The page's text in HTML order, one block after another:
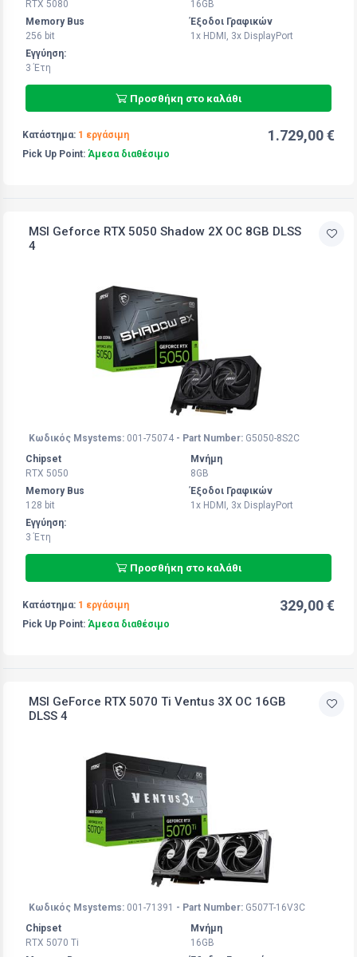
RTX 5080
16GB
Memory Bus
256 bit
Έξοδοι Γραφικών
1x HDMI, 3x DisplayPort
Εγγύηση:
3 Έτη
Προσθήκη στο καλάθι
Κατάστημα: 1 εργάσιμη
Pick Up Point: Άμεσα διαθέσιμο
1.729,00 €
MSI Geforce RTX 5050 Shadow 2X OC 8GB DLSS
4
Κωδικός Msystems: 001-75074 - Part Number: G5050-8S2C
Chipset
RTX 5050
Μνήμη
8GB
Memory Bus
128 bit
Έξοδοι Γραφικών
1x HDMI, 3x DisplayPort
Εγγύηση:
3 Έτη
Προσθήκη στο καλάθι
Κατάστημα: 1 εργάσιμη
Pick Up Point: Άμεσα διαθέσιμο
329,00 €
MSI GeForce RTX 5070 Ti Ventus 3X OC 16GB
DLSS 4
Κωδικός Msystems: 001-71391 - Part Number: G507T-16V3C
Chipset
RTX 5070 Ti
Μνήμη
16GB